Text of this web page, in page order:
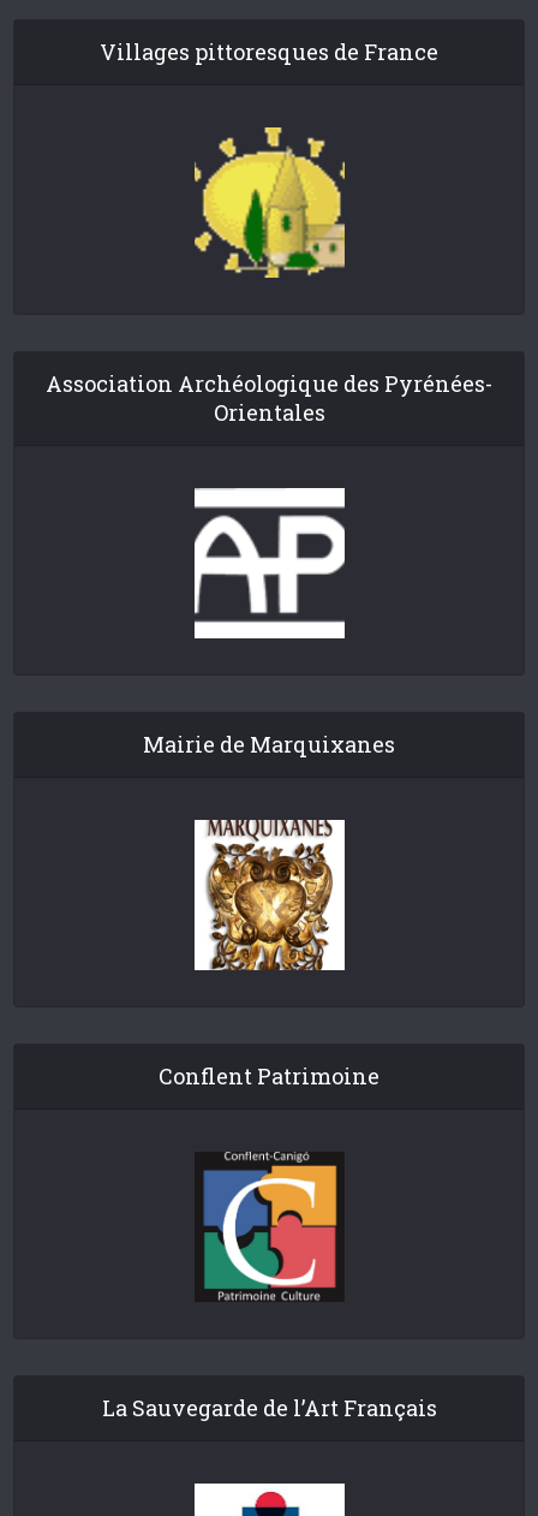
Villages pittoresques de France
Association Archéologique des Pyrénées-
Orientales
Mairie de Marquixanes
Conflent Patrimoine
La Sauvegarde de l’Art Français